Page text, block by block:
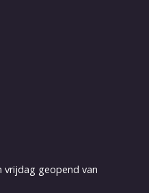
vrijdag geopend van